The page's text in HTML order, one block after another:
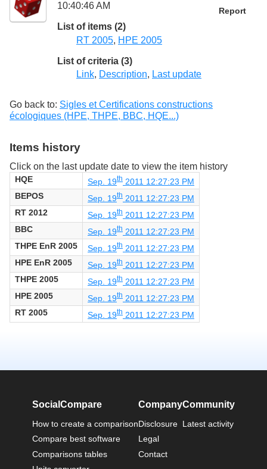
10:40:46 AM
Report
List of items (2)
RT 2005, HPE 2005
List of criteria (3)
Link, Description, Last update
Go back to: Sigles et Certifications constructions
écologiques (HPE, THPE, BBC, HQE...)
Items history
Click on the last update date to view the item history
HQE Sep. 19th 2011 12:27:23 PM
BEPOS
Sep. 19th 2011 12:27:23 PM
RT 2012
Sep. 19th 2011 12:27:23 PM
BBC
Sep. 19th 2011 12:27:23 PM
THPE EnR 2005
Sep. 19th 2011 12:27:23 PM
HPE EnR 2005
Sep. 19th 2011 12:27:23 PM
THPE 2005
Sep. 19th 2011 12:27:23 PM
HPE 2005
Sep. 19th 2011 12:27:23 PM
RT 2005
Sep. 19th 2011 12:27:23 PM
SocialCompare
How to create a comparison
Compare best software
Comparisons tables
Company
Disclosure
Legal
Contact
Community
Latest activity